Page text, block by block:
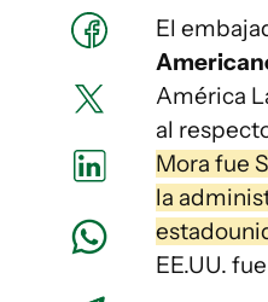
El
América
al
Mora fue
la
EE.UU.